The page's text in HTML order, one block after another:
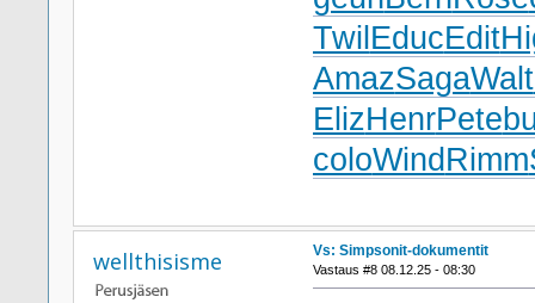
Twil EducEdit
AmazSagaWalt
ElizHenrPete
coloWind Rimm
wellthisisme Vs: Simpsonit-dokumentit
Vastaus #8 08.12.25 - 08:30